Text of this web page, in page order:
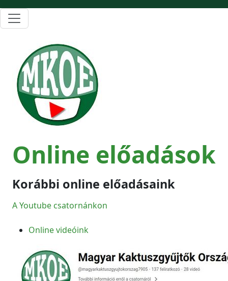
Online előadások
Korábbi online előadásaink
A Youtube csatornánkon
Online videóink